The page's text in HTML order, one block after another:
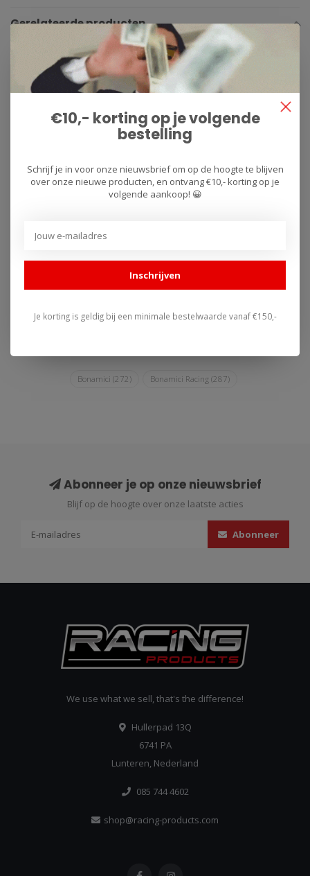
Gerelateerde producten
MWR
Powerup Kit KTM
vervanging van het
KTM 890 Duke
Cat Delete
Volledig titanium
uitlaatsysteem met cat
Bonamici (272) Bonamici Racing (287)
Abonneer je op onze nieuwsbrief
Blijf op de hoogte over onze laatste acties
Abonneer
We use what we sell, that's the difference!
Hullerpad 13Q
6741 PA
Lunteren, Nederland
085 744 4602
shop@racing-products.com
€10,- korting op je volgende
bestelling
Schrijf je in voor onze nieuwsbrief om op de hoogte te blijven
over onze nieuwe producten, en ontvang €10,- korting op je
volgende aankoop! 😀
Inschrijven
Je korting is geldig bij een minimale bestelwaarde vanaf €150,-